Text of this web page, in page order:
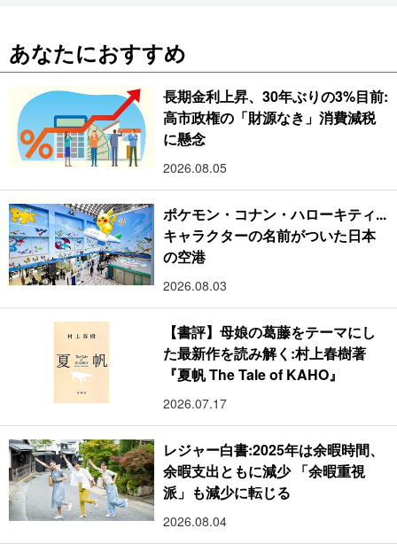
あなたにおすすめ
長期金利上昇、30年ぶりの3%目前:
高市政権の「財源なき」消費減税
に懸念
2026.08.05
ポケモン・コナン・ハローキティ...
キャラクターの名前がついた日本
の空港
2026.08.03
【書評】母娘の葛藤をテーマにし
た最新作を読み解く:村上春樹著
『夏帆 The Tale of KAHO』
2026.07.17
レジャー白書:2025年は余暇時間、
余暇支出ともに減少 「余暇重視
派」も減少に転じる
2026.08.04